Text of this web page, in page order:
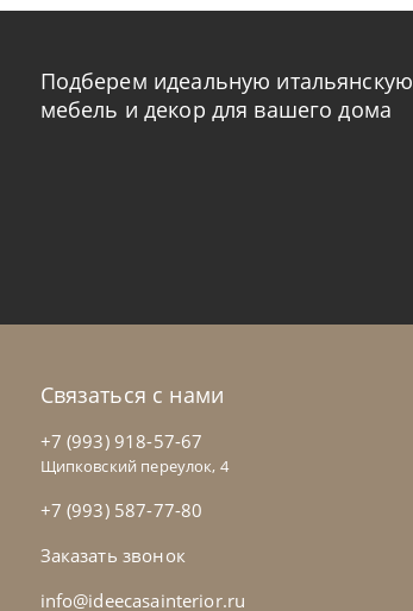
Подберем идеальную итальянскую
мебель и декор для вашего дома
Связаться с нами
+7 (993) 918-57-67
Щипковский переулок, 4
+7 (993) 587-77-80
Заказать звонок
info@ideecasainterior.ru